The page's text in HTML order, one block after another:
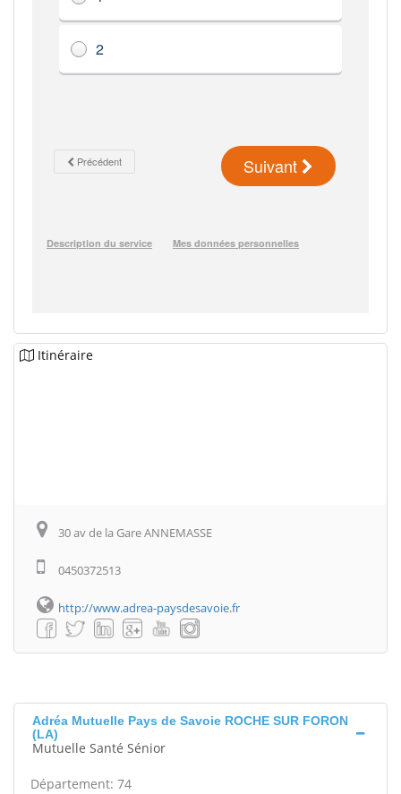
Itinéraire
30 av de la Gare ANNEMASSE
0450372513
http://www.adrea-paysdesavoie.fr
Adréa Mutuelle Pays de Savoie ROCHE SUR FORON
(LA)
Mutuelle Santé Sénior
Département: 74